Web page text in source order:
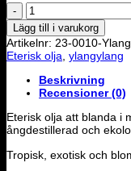
Eterisk
olja
-
Ylang-
Ylang
Lägg till i varukorg
Artikelnr: 23-0010-Ylang
Eterisk olja ylangylang
Beskrivning
Recensioner (0)
Eterisk olja att blanda i
ångdestillerad och
Tropisk, exotisk och